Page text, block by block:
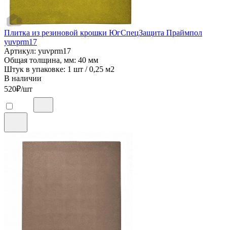
Плитка из резиновой крошки ЮгСпецЗащита Праймпол
yuvprm17
Артикул: yuvprm17
Общая толщина, мм: 40 мм
Штук в упаковке: 1 шт / 0,25 м2
В наличии
520₽/шт